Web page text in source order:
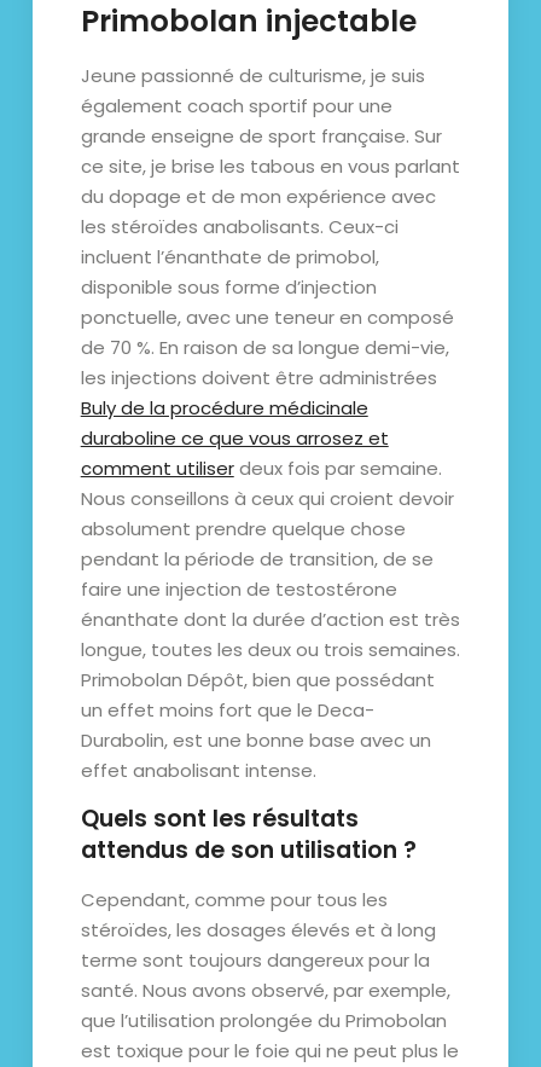
Primobolan injectable
Jeune passionné de culturisme, je suis
également coach sportif pour une
grande enseigne de sport française. Sur
ce site, je brise les tabous en vous parlant
du dopage et de mon expérience avec
les stéroïdes anabolisants. Ceux-ci
incluent l’énanthate de primobol,
disponible sous forme d’injection
ponctuelle, avec une teneur en composé
de 70 %. En raison de sa longue demi-vie,
les injections doivent être administrées
Buly de la procédure médicinale
duraboline ce que vous arrosez et
comment utiliserdeux fois par semaine.
Nous conseillons à ceux qui croient devoir
absolument prendre quelque chose
pendant la période de transition, de se
faire une injection de testostérone
énanthate dont la durée d’action est très
longue, toutes les deux ou trois semaines.
Primobolan Dépôt, bien que possédant
un effet moins fort que le Deca-
Durabolin, est une bonne base avec un
effet anabolisant intense.
Quels sont les résultats
attendus de son utilisation ?
Cependant, comme pour tous les
stéroïdes, les dosages élevés et à long
terme sont toujours dangereux pour la
santé. Nous avons observé, par exemple,
que l’utilisation prolongée du Primobolan
est toxique pour le foie qui ne peut plus le